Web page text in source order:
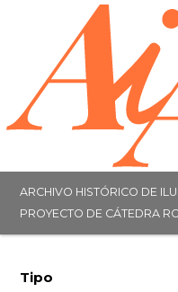
ARCHIVO HISTÓRICO DE
PROYECTO DE CÁTEDRA
Tipo